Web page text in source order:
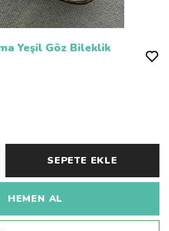
Yeşil Göz Bileklik
SEPETE EKLE
HEMEN AL